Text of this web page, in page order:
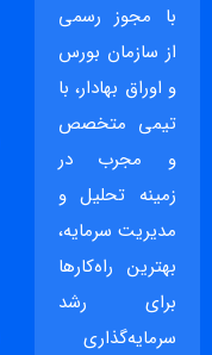
با مجوز رسمی
از سازمان بورس
و اوراق بهادار، با
تیمی متخصص
و مجرب در
زمینه تحلیل و
مدیریت سرمایه،
بهترین راه‌کارها
برای رشد
سرمایه‌گذاری